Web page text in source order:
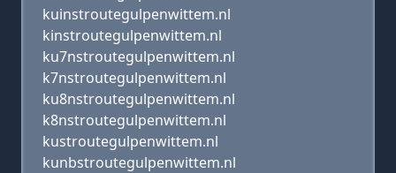
kuinstroutegulpenwittem.nl
kinstroutegulpenwittem.nl
ku7nstroutegulpenwittem.nl
k7nstroutegulpenwittem.nl
ku8nstroutegulpenwittem.nl
k8nstroutegulpenwittem.nl
kustroutegulpenwittem.nl
kunbstroutegulpenwittem.nl